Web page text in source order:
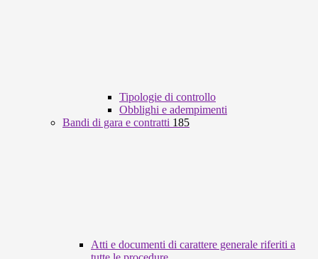
Tipologie di controllo
Obblighi e adempimenti
Bandi di gara e contratti 185
Atti e documenti di carattere generale riferiti a